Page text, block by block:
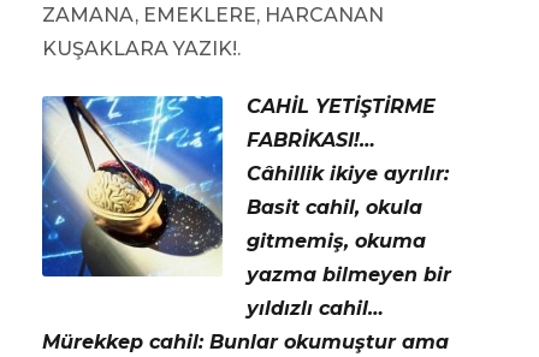
ZAMANA, EMEKLERE, HARCANAN
KUŞAKLARA YAZIK!.
CAHİL YETİŞTİRME
FABRİKASI!…
Câhillik ikiye ayrılır:
Basit cahil, okula
gitmemiş, okuma
yazma bilmeyen bir
yıldızlı cahil…
Mürekkep cahil: Bunlar okumuştur ama